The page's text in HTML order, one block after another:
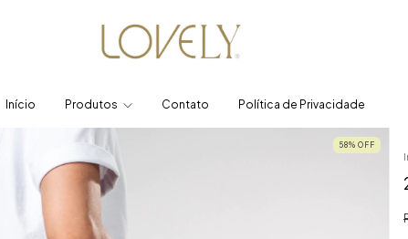
Início Produtos Contato Política de Privacidade
58% OFF